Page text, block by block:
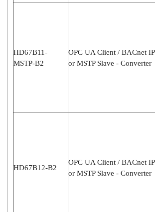
HD67B11-
MSTP-B2
OPC UA Client / BACnet IP
or MSTP Slave - Converter
HD67B12-B2
OPC UA Client / BACnet IP
or MSTP Slave - Converter